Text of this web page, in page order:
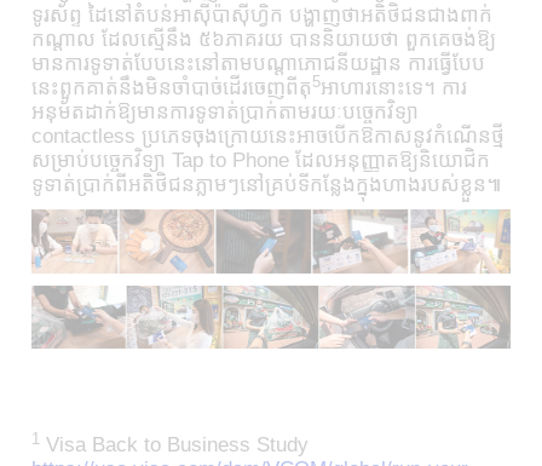
ទូរស័ព្ទ ដៃនៅតំបន់អាស៊ីប៉ាស៊ីហ្វិក បង្ហាញថាអតិថិជនជាងពាក់
កណ្តាល ដែលស្មើនឹង ៥៦ភាគរយ បាននិយាយថា ពួកគេចង់ឱ្យ
មានការទូទាត់បែបនេះនៅតាមបណ្តាភោជនីយដ្ឋាន ការធ្វើបែប
នេះពួកគាត់នឹងមិនចាំបាច់ដើរចេញពីតុ 5អាហារនោះទេ។ ការ
អនុម័តដាក់ឱ្យមានការទូទាត់ប្រាក់តាមរយៈបច្ចេកវិទ្យា
contactless ប្រភេទចុងក្រោយនេះ​អាចបើកឱកាសនូវកំណើនថ្មី
សម្រាប់បច្ចេកវិទ្យា Tap to Phone ដែលអនុញ្ញាតឱ្យនិយោជិក
ទូទាត់ប្រាក់ពីអតិថិជនភ្លាមៗនៅគ្រប់ទីកន្លែងក្នុងហាងរបស់ខ្លួន៕
1 Visa Back to Business Study